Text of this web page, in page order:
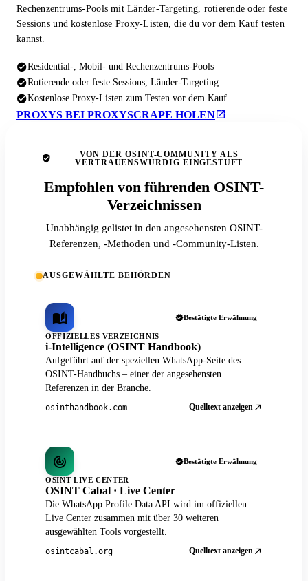
Rechenzentrums-Pools mit Länder-Targeting, rotierende oder feste
Sessions und kostenlose Proxy-Listen, die du vor dem Kauf testen
kannst.
Residential-, Mobil- und Rechenzentrums-Pools
Rotierende oder feste Sessions, Länder-Targeting
Kostenlose Proxy-Listen zum Testen vor dem Kauf
PROXYS BEI PROXYSCRAPE HOLEN
VON DER OSINT-COMMUNITY ALS
VERTRAUENSWÜRDIG EINGESTUFT
Empfohlen von führenden OSINT-
Verzeichnissen
Unabhängig gelistet in den angesehensten OSINT-
Referenzen, -Methoden und -Community-Listen.
AUSGEWÄHLTE BEHÖRDEN
Bestätigte Erwähnung
OFFIZIELLES VERZEICHNIS
i-Intelligence (OSINT Handbook)
Aufgeführt auf der speziellen WhatsApp-Seite des
OSINT-Handbuchs – einer der angesehensten
Referenzen in der Branche.
osinthandbook.com Quelltext anzeigen
Bestätigte Erwähnung
OSINT LIVE CENTER
OSINT Cabal · Live Center
Die WhatsApp Profile Data API wird im offiziellen
Live Center zusammen mit über 30 weiteren
ausgewählten Tools vorgestellt.
osintcabal.org Quelltext anzeigen